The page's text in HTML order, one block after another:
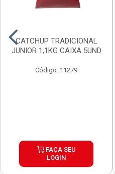
CATCHUP TRADICIONAL
JUNIOR 1,1KG CAIXA 5UND
Código: 11279
FAÇA SEU
LOGIN